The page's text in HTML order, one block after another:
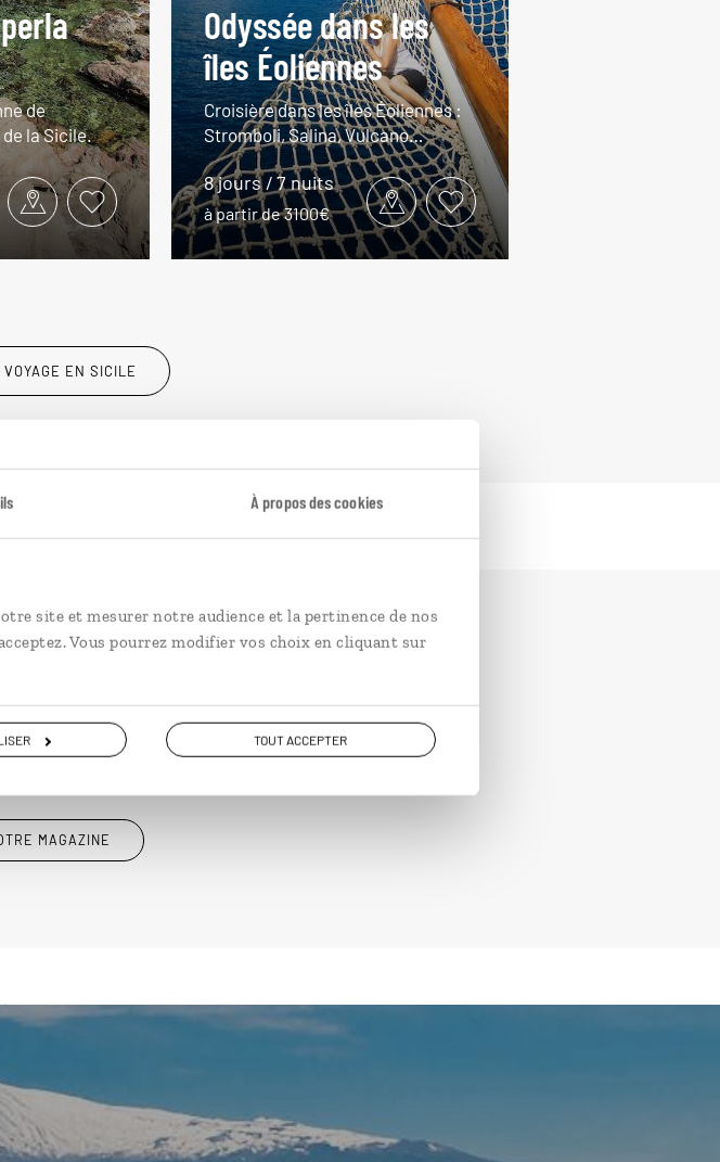
À propos des cookies
site et mesurer notre audience et la pertinence de nos
Vous pourrez modifier vos choix en cliquant sur
TOUT ACCEPTER
de
la Sicile.
Odyssée dans les
îles Éoliennes
Croisière dans les îles Éoliennes :
Stromboli, Salina, Vulcano…
8 jours / 7 nuits
à partir de 3100€
EN SICILE
et rencontres du bout du
envie d’aller voir
MAGAZINE